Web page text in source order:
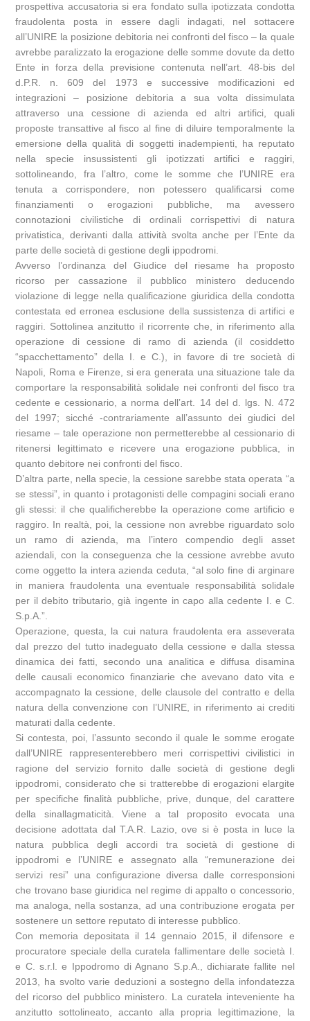
prospettiva accusatoria si era fondato sulla ipotizzata condotta
fraudolenta posta in essere dagli indagati, nel sottacere
all’UNIRE la posizione debitoria nei confronti del fisco – la quale
avrebbe paralizzato la erogazione delle somme dovute da detto
Ente in forza della previsione contenuta nell’art. 48-bis del
d.P.R. n. 609 del 1973 e successive modificazioni ed
integrazioni – posizione debitoria a sua volta dissimulata
attraverso una cessione di azienda ed altri artifici, quali
proposte transattive al fisco al fine di diluire temporalmente la
emersione della qualità di soggetti inadempienti, ha reputato
nella specie insussistenti gli ipotizzati artifici e raggiri,
sottolineando, fra l’altro, come le somme che l’UNIRE era
tenuta a corrispondere, non potessero qualificarsi come
finanziamenti o erogazioni pubbliche, ma avessero
connotazioni civilistiche di ordinali corrispettivi di natura
privatistica, derivanti dalla attività svolta anche per l’Ente da
parte delle società di gestione degli ippodromi.
Avverso l’ordinanza del Giudice del riesame ha proposto
ricorso per cassazione il pubblico ministero deducendo
violazione di legge nella qualificazione giuridica della condotta
contestata ed erronea esclusione della sussistenza di artifici e
raggiri. Sottolinea anzitutto il ricorrente che, in riferimento alla
operazione di cessione di ramo di azienda (il cosiddetto
“spacchettamento” della I. e C.), in favore di tre società di
Napoli, Roma e Firenze, si era generata una situazione tale da
comportare la responsabilità solidale nei confronti del fisco tra
cedente e cessionario, a norma dell’art. 14 del d. lgs. N. 472
del 1997; sicché -contrariamente all’assunto dei giudici del
riesame – tale operazione non permetterebbe al cessionario di
ritenersi legittimato e ricevere una erogazione pubblica, in
quanto debitore nei confronti del fisco.
D’altra parte, nella specie, la cessione sarebbe stata operata “a
se stessi”, in quanto i protagonisti delle compagini sociali erano
gli stessi: il che qualificherebbe la operazione come artificio e
raggiro. In realtà, poi, la cessione non avrebbe riguardato solo
un ramo di azienda, ma l’intero compendio degli asset
aziendali, con la conseguenza che la cessione avrebbe avuto
come oggetto la intera azienda ceduta, “al solo fine di arginare
in maniera fraudolenta una eventuale responsabilità solidale
per il debito tributario, già ingente in capo alla cedente I. e C.
S.p.A.”.
Operazione, questa, la cui natura fraudolenta era asseverata
dal prezzo del tutto inadeguato della cessione e dalla stessa
dinamica dei fatti, secondo una analitica e diffusa disamina
delle causali economico finanziarie che avevano dato vita e
accompagnato la cessione, delle clausole del contratto e della
natura della convenzione con l’UNIRE, in riferimento ai crediti
maturati dalla cedente.
Si contesta, poi, l’assunto secondo il quale le somme erogate
dall’UNIRE rappresenterebbero meri corrispettivi civilistici in
ragione del servizio fornito dalle società di gestione degli
ippodromi, considerato che si tratterebbe di erogazioni elargite
per specifiche finalità pubbliche, prive, dunque, del carattere
della sinallagmaticità. Viene a tal proposito evocata una
decisione adottata dal T.A.R. Lazio, ove si è posta in luce la
natura pubblica degli accordi tra società di gestione di
ippodromi e l’UNIRE e assegnato alla “remunerazione dei
servizi resi” una configurazione diversa dalle corresponsioni
che trovano base giuridica nel regime di appalto o concessorio,
ma analoga, nella sostanza, ad una contribuzione erogata per
sostenere un settore reputato di interesse pubblico.
Con memoria depositata il 14 gennaio 2015, il difensore e
procuratore speciale della curatela fallimentare delle società I.
e C. s.r.l. e Ippodromo di Agnano S.p.A., dichiarate fallite nel
2013, ha svolto varie deduzioni a sostegno della infondatezza
del ricorso del pubblico ministero. La curatela inteveniente ha
anzitutto sottolineato, accanto alla propria legittimazione, la